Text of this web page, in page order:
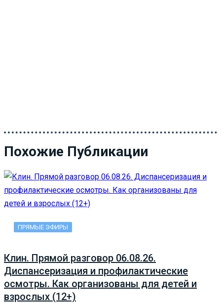
Похожие Публикации
ПРЯМЫЕ ЭФИРЫ
Клин. Прямой разговор 06.08.26.
Диспансеризация и профилактические
осмотры. Как организованы для детей и
взрослых (12+)